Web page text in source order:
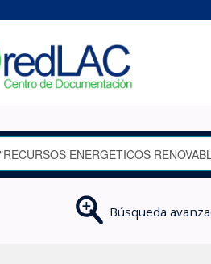
Búsqueda